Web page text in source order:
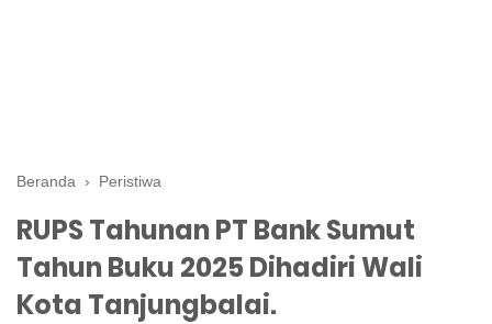
Beranda › Peristiwa
RUPS Tahunan PT Bank Sumut
Tahun Buku 2025 Dihadiri Wali
Kota Tanjungbalai.